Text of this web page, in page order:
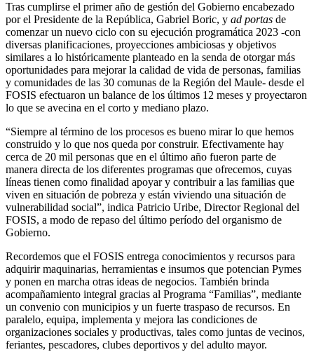
Tras cumplirse el primer año de gestión del Gobierno encabezado
por el Presidente de la República, Gabriel Boric, y ad portas de
comenzar un nuevo ciclo con su ejecución programática 2023 -con
diversas planificaciones, proyecciones ambiciosas y objetivos
similares a lo históricamente planteado en la senda de otorgar más
oportunidades para mejorar la calidad de vida de personas, familias
y comunidades de las 30 comunas de la Región del Maule- desde el
FOSIS efectuaron un balance de los últimos 12 meses y proyectaron
lo que se avecina en el corto y mediano plazo.
“Siempre al término de los procesos es bueno mirar lo que hemos
construido y lo que nos queda por construir. Efectivamente hay
cerca de 20 mil personas que en el último año fueron parte de
manera directa de los diferentes programas que ofrecemos, cuyas
líneas tienen como finalidad apoyar y contribuir a las familias que
viven en situación de pobreza y están viviendo una situación de
vulnerabilidad social”, indica Patricio Uribe, Director Regional del
FOSIS, a modo de repaso del último período del organismo de
Gobierno.
Recordemos que el FOSIS entrega conocimientos y recursos para
adquirir maquinarias, herramientas e insumos que potencian Pymes
y ponen en marcha otras ideas de negocios. También brinda
acompañamiento integral gracias al Programa “Familias”, mediante
un convenio con municipios y un fuerte traspaso de recursos. En
paralelo, equipa, implementa y mejora las condiciones de
organizaciones sociales y productivas, tales como juntas de vecinos,
feriantes, pescadores, clubes deportivos y del adulto mayor.